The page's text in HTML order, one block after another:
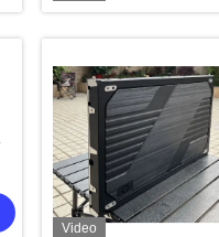
Video